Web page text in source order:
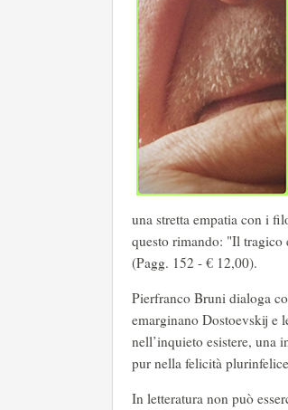
una stretta empatia con i
questo rimando: "Il tragico
(Pagg. 152 - € 12,00).
Pierfranco Bruni dialoga
emarginano Dostoevskij e
nell’inquieto esistere, una
pur nella felicità
In letteratura non può